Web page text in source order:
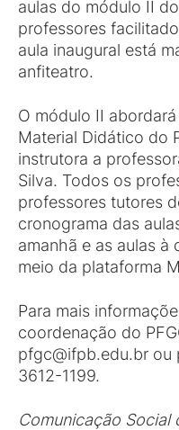
aulas do módulo II
professores
aula inaugural está
anfiteatro.
O módulo II
Material Didático do
instrutora a
Silva. Todos os
professores tutores
cronograma das
amanhã e as aulas
meio da plataforma
Para mais
coordenação do
pfgc@ifpb.edu.br ou
3612-1199.
Comunicação Social